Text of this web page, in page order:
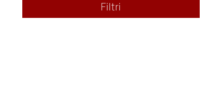
Filtri